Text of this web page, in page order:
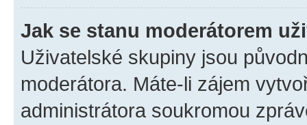
Jak se stanu moderátorem
Uživatelské skupiny jsou
moderátora. Máte-li zájem
administrátora soukromou